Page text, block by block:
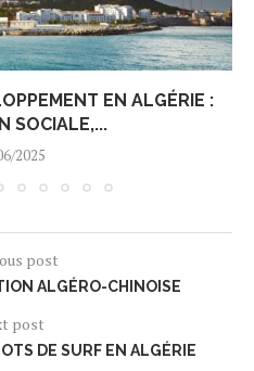
EN ALGÉRIE :
SOCIALE,...
2025
post
ALGÉRO-CHINOISE
post
DE SURF EN ALGÉRIE